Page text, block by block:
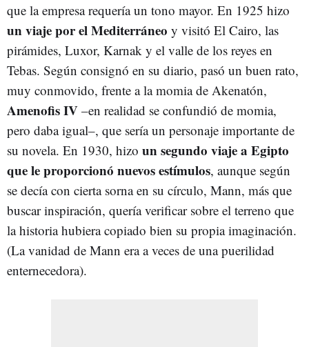
que la empresa requería un tono mayor. En 1925 hizo
un viaje por el Mediterráneo y visitó El Cairo, las
pirámides, Luxor, Karnak y el valle de los reyes en
Tebas. Según consignó en su diario, pasó un buen rato,
muy conmovido, frente a la momia de Akenatón,
Amenofis IV –en realidad se confundió de momia,
pero daba igual–, que sería un personaje importante de
su novela. En 1930, hizo un segundo viaje a Egipto
que le proporcionó nuevos estímulos, aunque según
se decía con cierta sorna en su círculo, Mann, más que
buscar inspiración, quería verificar sobre el terreno que
la historia hubiera copiado bien su propia imaginación.
(La vanidad de Mann era a veces de una puerilidad
enternecedora).